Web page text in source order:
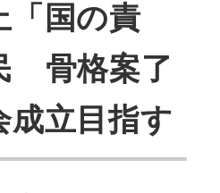
「国の責
骨格案了
成立目指す